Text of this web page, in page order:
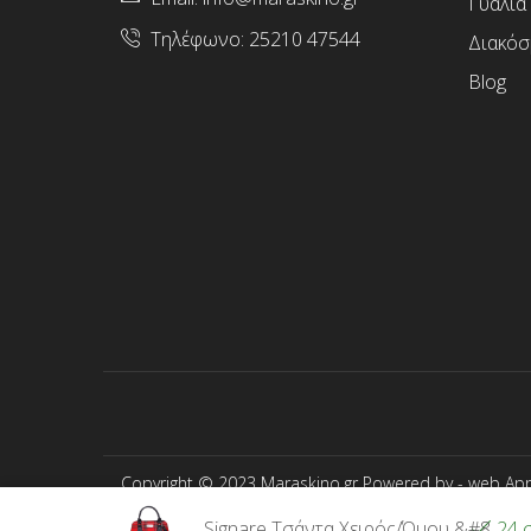
Τηλέφωνο: 25210 47544
Blog
Copyright © 2023 Maraskino.gr Powered by -web